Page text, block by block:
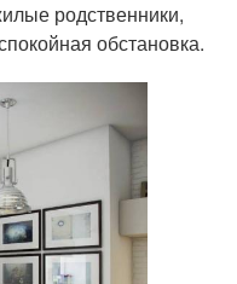
родственники,
обстановка.